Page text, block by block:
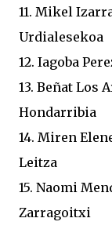
11. Mikel
Urdialesekoa
12. Iagoba
13. Beñat Los
Hondarribia
14. Miren
Leitza
15. Naomi
Zarragoitxi